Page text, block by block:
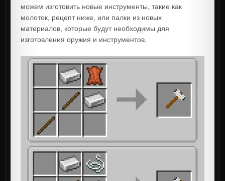
можем изготовить новые инструменты, такие как
молоток, рецепт ниже, или палки из новых
материалов, которые будут необходимы для
изготовления оружия и инструментов.